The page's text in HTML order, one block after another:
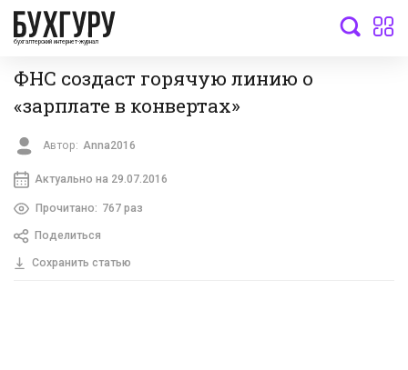
бухгалтерский интернет-журнал
ФНС создаст горячую линию о
«зарплате в конвертах»
Автор: Anna2016
Актуально на 29.07.2016
Прочитано: 767 раз
Поделиться
Сохранить статью